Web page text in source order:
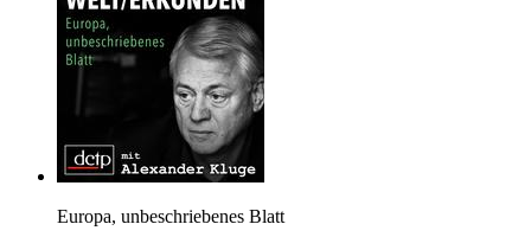
Europa, unbeschriebenes Blatt